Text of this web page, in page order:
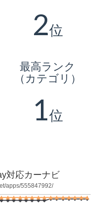
2位
最高ランク
（カテゴリ）
1位
対応カーナビ
apps/555847992/